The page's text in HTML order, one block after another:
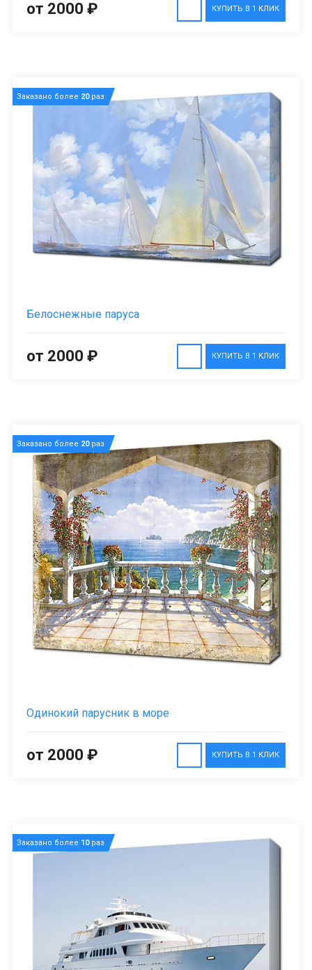
КУПИТЬ В 1 КЛИК
от 2000 ₽
Заказано более 20раз
Белоснежные паруса
КУПИТЬ В 1 КЛИК
от 2000 ₽
Заказано более 20раз
Одинокий парусник в море
КУПИТЬ В 1 КЛИК
от 2000 ₽
Заказано более 10раз